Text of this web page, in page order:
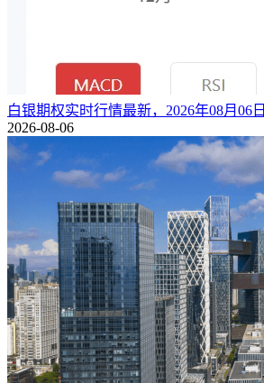
白银期权实时行情最新，2026年08月06
2026-08-06